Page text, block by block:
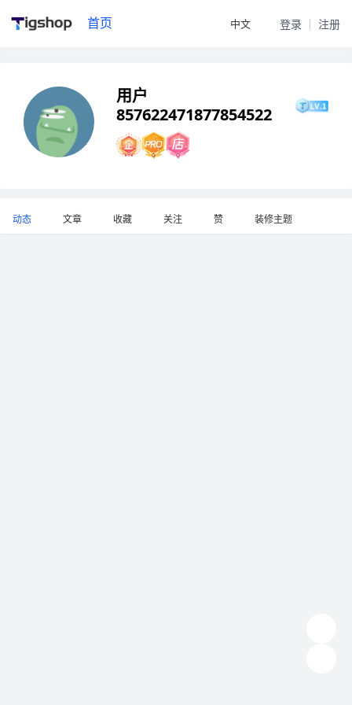
首页 中文 登录 注册
用户
857622471877854522
动态 文章 收藏 关注 赞 装修主题